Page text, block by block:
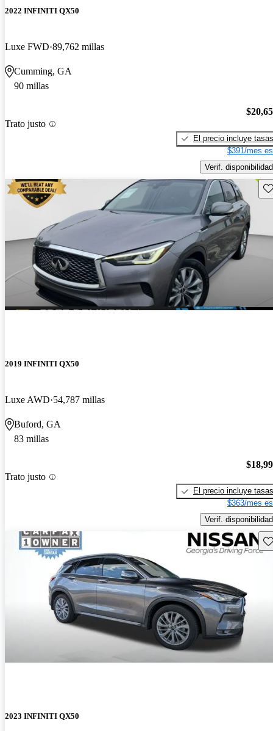
2022 INFINITI QX50
Luxe FWD 89,762 millas
Cumming, GA
90 millas
Trato justo
El precio incluye tasas
$391/mes
Verif. disponibilidad
2019 INFINITI QX50
Luxe AWD 54,787 millas
Buford, GA
83 millas
Trato justo
El precio incluye tasas
$363/mes
Verif. disponibilidad
2023 INFINITI QX50